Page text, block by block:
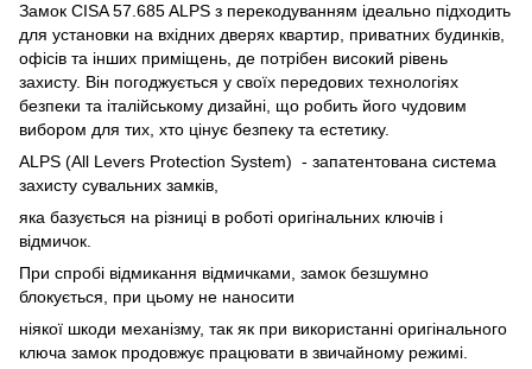
Замок CISA 57.685 ALPS з перекодуванням ідеально підходить
для установки на вхідних дверях квартир, приватних будинків,
офісів та інших приміщень, де потрібен високий рівень
захисту. Він погоджується у своїх передових технологіях
безпеки та італійському дизайні, що робить його чудовим
вибором для тих, хто цінує безпеку та естетику.
ALPS (All Levers Protection System) - запатентована система
захисту сувальних замків,
яка базується на різниці в роботі оригінальних ключів і
відмичок.
При спробі відмикання відмичками, замок безшумно
блокується, при цьому не наносити
ніякої шкоди механізму, так як при використанні оригінального
ключа замок продовжує працювати в звичайному режимі.